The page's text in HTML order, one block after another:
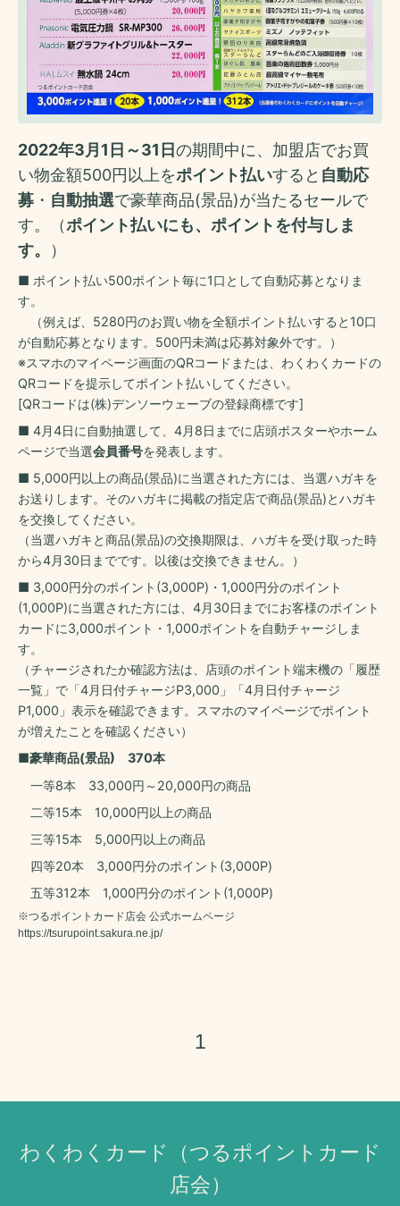
2022年3月1日～31日の期間中に、加盟店でお買
い物金額500円以上をポイント払いすると 自動応
募 ・ 自動抽選で豪華商品(景品)が当たるセールで
す。（ポイント払いにも、ポイントを付与しま
す。
）
■ ポイント払い500ポイント毎に1口として自動応募となりま
す。
（例えば、5280円のお買い物を全額ポイント払いすると10口
が自動応募となります。500円未満は応募対象外です。）
※スマホのマイページ画面のQRコードまたは、わくわくカードの
QRコードを提示してポイント払いしてください。
[QRコードは(株)デンソーウェーブの登録商標です]
■ 4月4日に自動抽選して、4月8日までに店頭ポスターやホーム
ページで当選会員番号を発表します。
■ 5,000円以上の商品(景品)に当選された方には、当選ハガキを
お送りします。そのハガキに掲載の指定店で商品(景品)とハガキ
を交換してください。
（当選ハガキと商品(景品)の交換期限は、ハガキを受け取った時
から4月30日までです。以後は交換できません。）
■ 3,000円分のポイント(3,000P)・1,000円分のポイント
(1,000P)に当選された方には、4月30日までにお客様のポイント
カードに3,000ポイント・1,000ポイントを自動チャージしま
す。
（チャージされたか確認方法は、店頭のポイント端末機の「履歴
一覧」で「4月日付チャージP3,000」「4月日付チャージ
P1,000」表示を確認できます。スマホのマイページでポイント
が増えたことを確認ください）
■豪華商品(景品) 370本
一等8本 33,000円～20,000円の商品
二等15本 10,000円以上の商品
三等15本 5,000円以上の商品
四等20本 3,000円分のポイント(3,000P)
五等312本 1,000円分のポイント(1,000P)
※つるポイントカード店会 公式ホームページ
https://tsurupoint.sakura.ne.jp/
1
わくわくカード（つるポイントカード
店会）